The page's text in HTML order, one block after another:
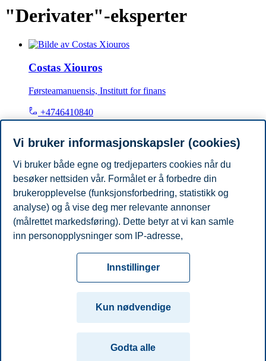
"Derivater"-eksperter
Costas Xiouros
Førsteamanuensis, Institutt for finans
+4746410840
costas.xiouros@bi.no
Oslo
Paul Ehling
Professor, Institutt for finans
+4746410505
paul.ehling@bi.no
Oslo
Tilgjengelighetserklæring
Kontakt oss
TrondheimStavanger
© 2026 Handelshøyskolen BI
Vi bruker informasjonskapsler (cookies)
Vi bruker både egne og tredjeparters cookies når du
besøker nettsiden vår. Formålet er å forbedre din
brukeropplevelse (funksjonsforbedring, statistikk og
analyse) og å vise deg mer relevante annonser
(målrettet markedsføring). Dette betyr at vi kan samle
inn personopplysninger som IP-adresse,
cookies som er nødvendige for at nettsiden skal
fungere, kan du enten godta alle eller tilpasse ditt
samtykke ved å endre innstillinger.
Les mer om våre informasjonskapsler, hvilke
opplysninger vi samler inn og formålene i innstillinger
for informasjonskapsler. Du kan når som helst endre
Innstillinger
Kun nødvendige
Godta alle